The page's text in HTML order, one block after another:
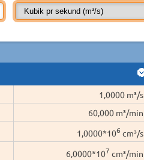
1,0000 m³/s
60,000 m³/min
1,0000*106 cm³/s
6,0000*107 cm³/min